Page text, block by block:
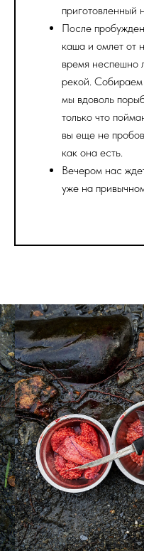
приготовленный
После
каша и омлет от
время неспешно
рекой. Собираем
мы вдоволь
только что
вы еще не
как она есть.
Вечером нас
уже на